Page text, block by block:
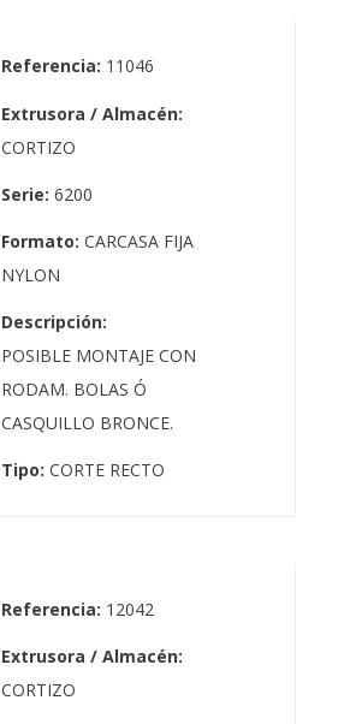
Referencia: 11046
Extrusora / Almacén:
CORTIZO
Serie: 6200
Formato: CARCASA FIJA
NYLON
Descripción:
POSIBLE MONTAJE CON
RODAM. BOLAS Ó
CASQUILLO BRONCE.
Tipo: CORTE RECTO
Referencia: 12042
Extrusora / Almacén:
CORTIZO